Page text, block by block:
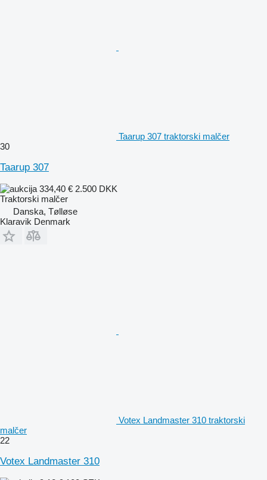
Taarup 307 traktorski malčer
30
Taarup 307
334,40 € 2.500 DKK
Traktorski malčer
Danska, Tølløse
Klaravik Denmark
Votex Landmaster 310 traktorski
malčer
22
Votex Landmaster 310